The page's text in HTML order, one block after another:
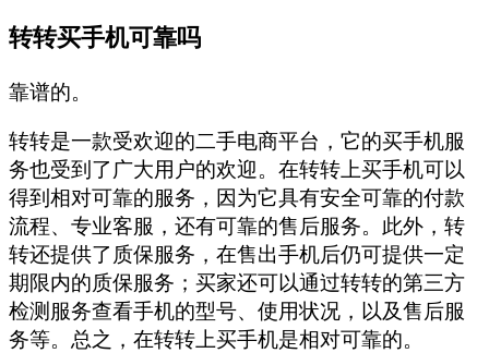
转转买手机可靠吗
靠谱的。
转转是一款受欢迎的二手电商平台，它的买手机服
务也受到了广大用户的欢迎。在转转上买手机可以
得到相对可靠的服务，因为它具有安全可靠的付款
流程、专业客服，还有可靠的售后服务。此外，转
转还提供了质保服务，在售出手机后仍可提供一定
期限内的质保服务；买家还可以通过转转的第三方
检测服务查看手机的型号、使用状况，以及售后服
务等。总之，在转转上买手机是相对可靠的。